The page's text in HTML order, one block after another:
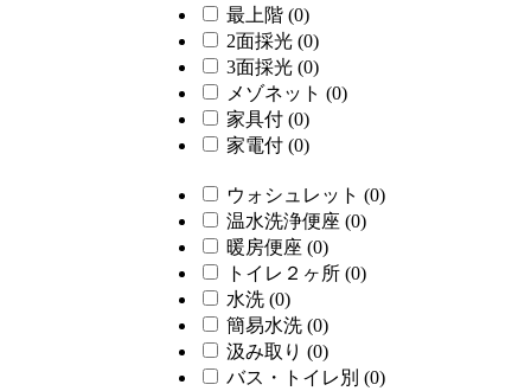
最上階 (0)
2面採光 (0)
3面採光 (0)
メゾネット (0)
家具付 (0)
家電付 (0)
ウォシュレット (0)
温水洗浄便座 (0)
暖房便座 (0)
トイレ２ヶ所 (0)
水洗 (0)
簡易水洗 (0)
汲み取り (0)
バス・トイレ別 (0)